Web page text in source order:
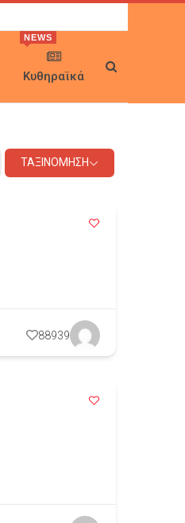
Κυθηραϊκά
NEWS
ΤΑΞΙΝΌΜΗΣΗ
88939